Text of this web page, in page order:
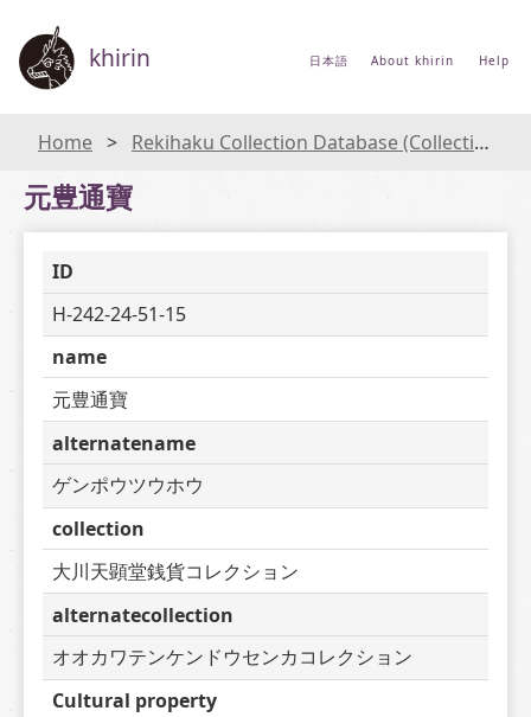
khirin 日本語 About khirin Help
Home Rekihaku Collection Database (Collections Database of the National Museum of Japanese History)
元豊通寶
ID
H-242-24-51-15
name
元豊通寶
alternatename
ゲンポウツウホウ
collection
大川天顕堂銭貨コレクション
alternatecollection
オオカワテンケンドウセンカコレクション
Cultural property